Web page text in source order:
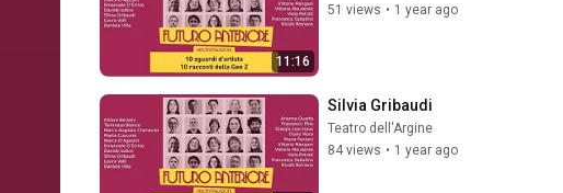
11:16
51 views • 1 year ago
Silvia Gribaudi
Teatro dell'Argine
84 views • 1 year ago